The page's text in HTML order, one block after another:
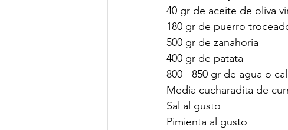
40 gr de aceite de oliva
180 gr de puerro
500 gr de zanahoria
400 gr de patata
800 - 850 gr de agua o
Media cucharadita de
Sal al gusto
Pimienta al gusto